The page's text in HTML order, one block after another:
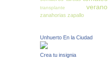
transplante verano
zanahorias zapallo
Unhuerto En la Ciudad
Crea tu insignia